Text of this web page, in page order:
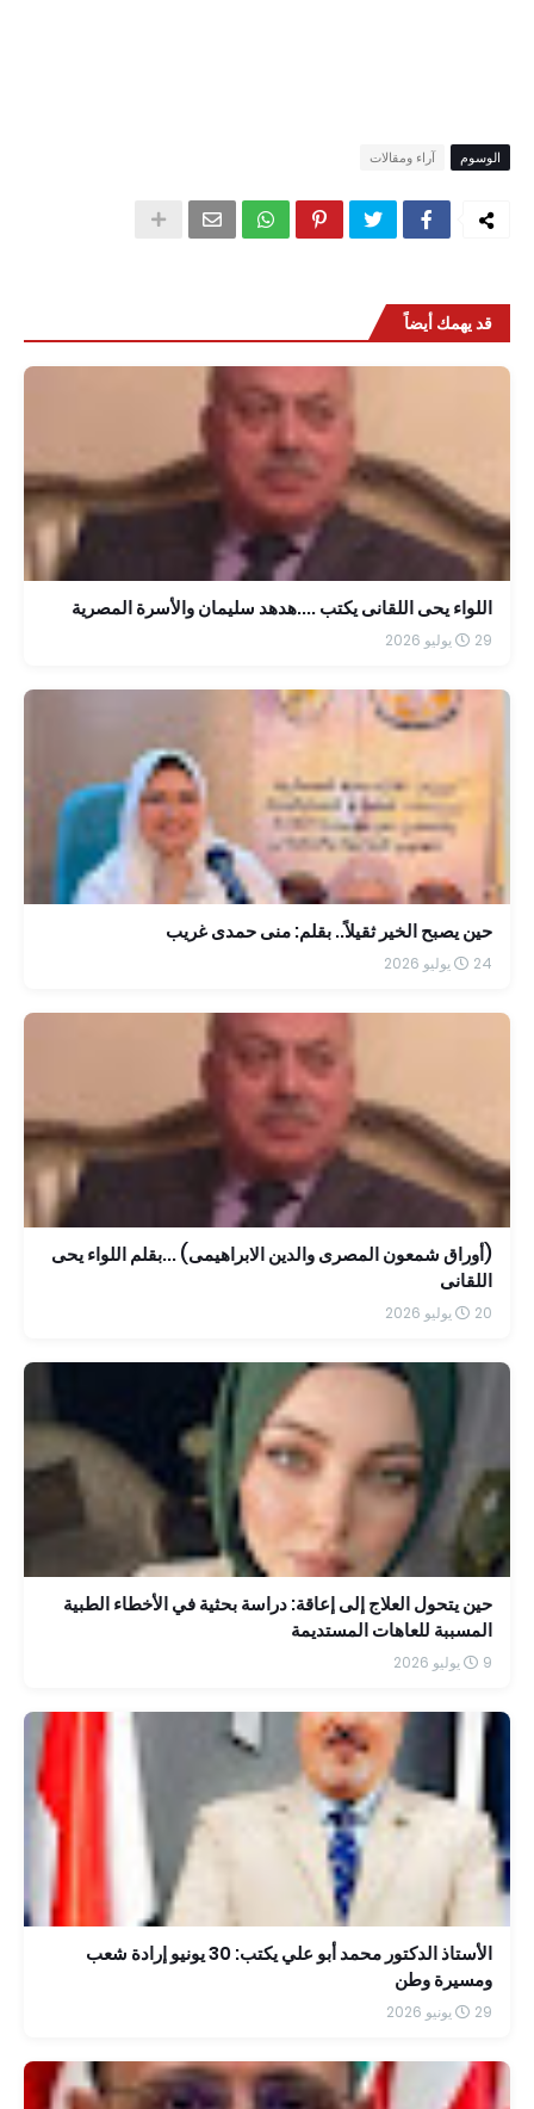
الوسوم آراء ومقالات
قد يهمك أيضاً
اللواء يحى اللقانى يكتب ....هدهد سليمان والأسرة المصرية
29 يوليو 2026
حين يصبح الخير ثقيلاً.. بقلم: منى حمدى غريب
24 يوليو 2026
(أوراق شمعون المصرى والدين الابراهيمى) ...بقلم اللواء يحى
اللقانى
20 يوليو 2026
حين يتحول العلاج إلى إعاقة: دراسة بحثية في الأخطاء الطبية
المسببة للعاهات المستديمة
9 يوليو 2026
الأستاذ الدكتور محمد أبو علي يكتب: 30 يونيو إرادة شعب
ومسيرة وطن
29 يونيو 2026